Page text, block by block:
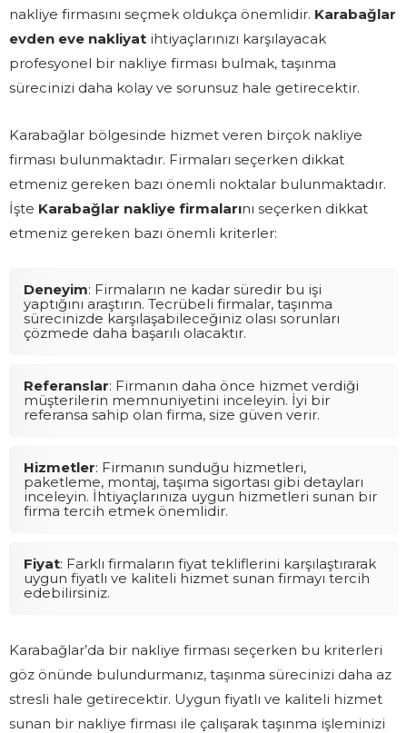
nakliye firmasını seçmek oldukça önemlidir. Karabağlar
evden eve nakliyat ihtiyaçlarınızı karşılayacak
profesyonel bir nakliye firması bulmak, taşınma
sürecinizi daha kolay ve sorunsuz hale getirecektir.
Karabağlar bölgesinde hizmet veren birçok nakliye
firması bulunmaktadır. Firmaları seçerken dikkat
etmeniz gereken bazı önemli noktalar bulunmaktadır.
İşte Karabağlar nakliye firmalarını seçerken dikkat
etmeniz gereken bazı önemli kriterler:
Deneyim: Firmaların ne kadar süredir bu işi
yaptığını araştırın. Tecrübeli firmalar, taşınma
sürecinizde karşılaşabileceğiniz olası sorunları
çözmede daha başarılı olacaktır.
Referanslar: Firmanın daha önce hizmet verdiği
müşterilerin memnuniyetini inceleyin. İyi bir
referansa sahip olan firma, size güven verir.
Hizmetler: Firmanın sunduğu hizmetleri,
paketleme, montaj, taşıma sigortası gibi detayları
inceleyin. İhtiyaçlarınıza uygun hizmetleri sunan bir
firma tercih etmek önemlidir.
Fiyat: Farklı firmaların fiyat tekliflerini karşılaştırarak
uygun fiyatlı ve kaliteli hizmet sunan firmayı tercih
edebilirsiniz.
Karabağlar’da bir nakliye firması seçerken bu kriterleri
göz önünde bulundurmanız, taşınma sürecinizi daha az
stresli hale getirecektir. Uygun fiyatlı ve kaliteli hizmet
sunan bir nakliye firması ile çalışarak taşınma işleminizi